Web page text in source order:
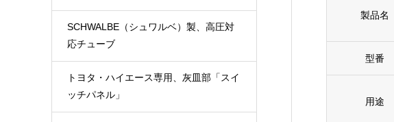
製品名
型番
用途
SCHWALBE（シュワルベ）製、高圧対
応チューブ
トヨタ・ハイエース専用、灰皿部「スイ
ッチパネル」